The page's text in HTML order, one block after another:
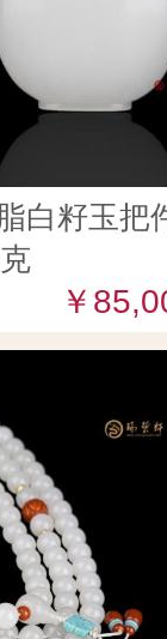
白籽玉把
￥